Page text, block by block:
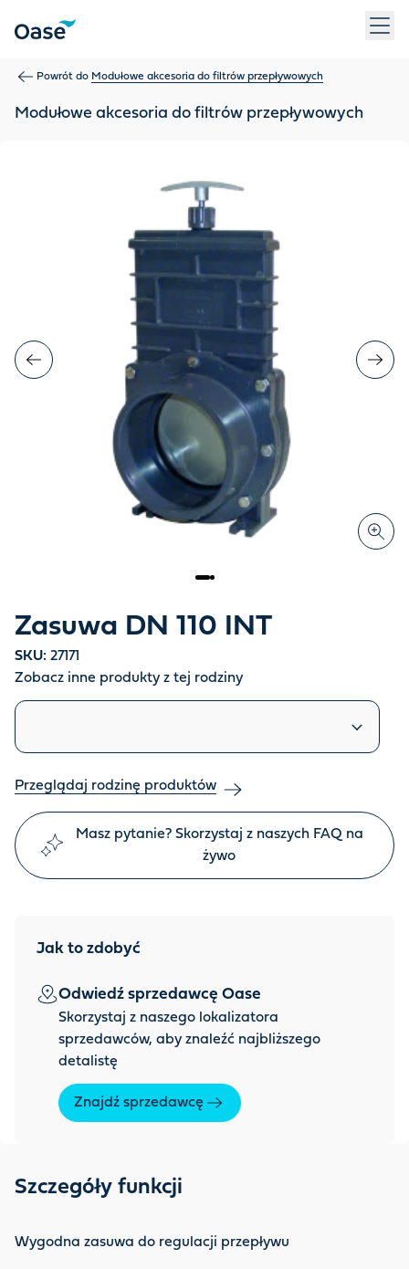
Powrót do Modułowe akcesoria do filtrów przepływowych
Modułowe akcesoria do filtrów przepływowych
Zasuwa DN 110 INT
SKU: 27171
Zobacz inne produkty z tej rodziny
Podobne produkty
Przeglądaj rodzinę produktów
Masz pytanie? Skorzystaj z naszych FAQ na
żywo
Jak to zdobyć
Odwiedź sprzedawcę Oase
Skorzystaj z naszego lokalizatora
sprzedawców, aby znaleźć najbliższego
detalistę
Znajdź sprzedawcę
Szczegóły funkcji
Wygodna zasuwa do regulacji przepływu